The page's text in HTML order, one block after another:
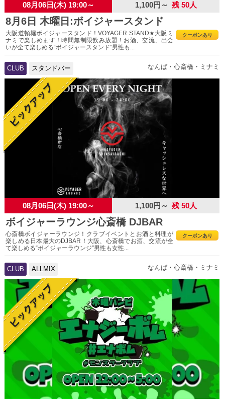
08月06日(木) 19:00～ 1,100円～ 残 50人
8月6日 木曜日:ボイジャースタンド
クーポンあり
大阪道頓堀ボイジャースタンド！VOYAGER STAND★大阪ミ
ナミで楽しめます！時間無制限飲み放題！お酒、交流、出会
いが全て楽しめる“ボイジャースタンド”男性も...
CLUB スタンドバー なんば・心斎橋・ミナミ
08月06日(木) 19:00～ 1,100円～ 残 50人
ボイジャーラウンジ心斎橋 DJBAR
クーポンあり
心斎橋ボイジャーラウンジ！クラブイベントとお酒と料理が
楽しめる日本最大のDJBAR！大阪、心斎橋でお酒、交流が全
て楽しめる“ボイジャーラウンジ”男性も女性...
CLUB ALLMIX なんば・心斎橋・ミナミ